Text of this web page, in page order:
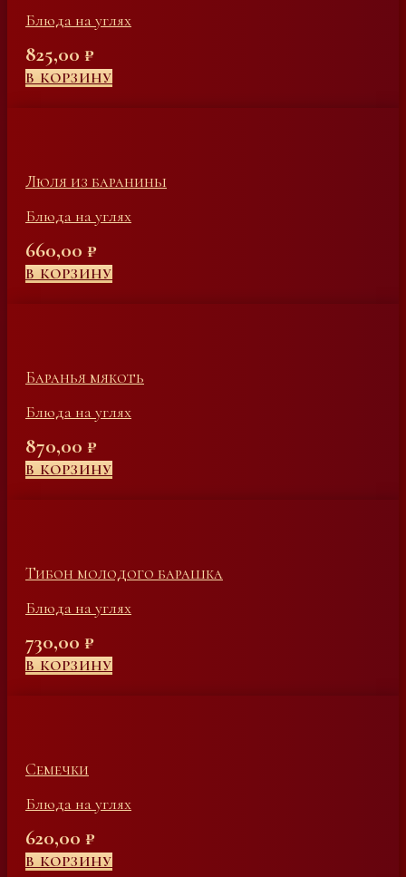
Блюда на углях
825,00 ₽
В КОРЗИНУ
Люля из баранины
Блюда на углях
660,00 ₽
В КОРЗИНУ
Баранья мякоть
Блюда на углях
870,00 ₽
В КОРЗИНУ
Тибон молодого барашка
Блюда на углях
730,00 ₽
В КОРЗИНУ
Семечки
Блюда на углях
620,00 ₽
В КОРЗИНУ